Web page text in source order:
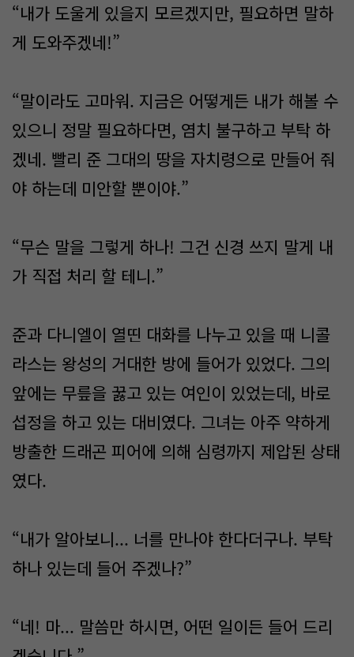
“내가 도울게 있을지 모르겠지만, 필요하면 말하
게 도와주겠네!”
“말이라도 고마워. 지금은 어떻게든 내가 해볼 수
있으니 정말 필요하다면, 염치 불구하고 부탁 하
겠네. 빨리 준 그대의 땅을 자치령으로 만들어 줘
야 하는데 미안할 뿐이야.”
“무슨 말을 그렇게 하나! 그건 신경 쓰지 말게 내
가 직접 처리 할 테니.”
준과 다니엘이 열띤 대화를 나누고 있을 때 니콜
라스는 왕성의 거대한 방에 들어가 있었다. 그의
앞에는 무릎을 꿇고 있는 여인이 있었는데, 바로
섭정을 하고 있는 대비였다. 그녀는 아주 약하게
방출한 드래곤 피어에 의해 심령까지 제압된 상태
였다.
“내가 알아보니... 너를 만나야 한다더구나. 부탁
하나 있는데 들어 주겠나?”
“네! 마... 말씀만 하시면, 어떤 일이든 들어 드리